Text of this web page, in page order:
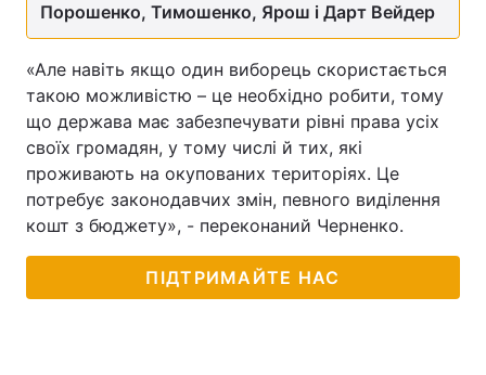
Порошенко, Тимошенко, Ярош і Дарт Вейдер
«Але навіть якщо один виборець скористається
такою можливістю – це необхідно робити, тому
що держава має забезпечувати рівні права усіх
своїх громадян, у тому числі й тих, які
проживають на окупованих територіях. Це
потребує законодавчих змін, певного виділення
кошт з бюджету», - переконаний Черненко.
ПІДТРИМАЙТЕ НАС